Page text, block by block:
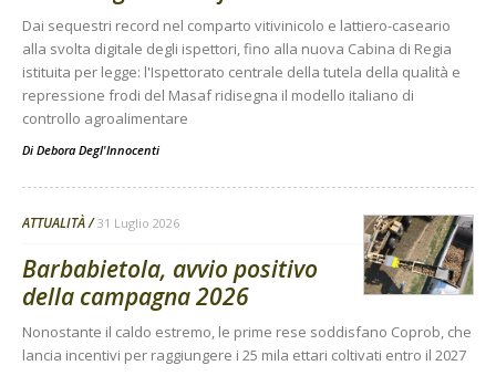
Dai sequestri record nel comparto vitivinicolo e lattiero-caseario
alla svolta digitale degli ispettori, fino alla nuova Cabina di Regia
istituita per legge: l'Ispettorato centrale della tutela della qualità e
repressione frodi del Masaf ridisegna il modello italiano di
controllo agroalimentare
Di Debora Degl'Innocenti
ATTUALITÀ 31 Luglio 2026
Barbabietola, avvio positivo
della campagna 2026
Nonostante il caldo estremo, le prime rese soddisfano Coprob, che
lancia incentivi per raggiungere i 25 mila ettari coltivati entro il 2027